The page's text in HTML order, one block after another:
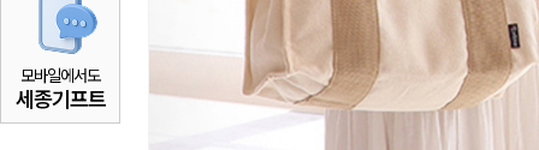
모바일에서도
세종기프트